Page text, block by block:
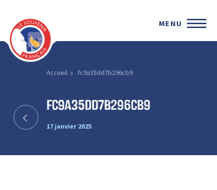
MENU
Accueil fc9a35dd7b296cb9
fc9a35dd7b296cb9
17 janvier 2025